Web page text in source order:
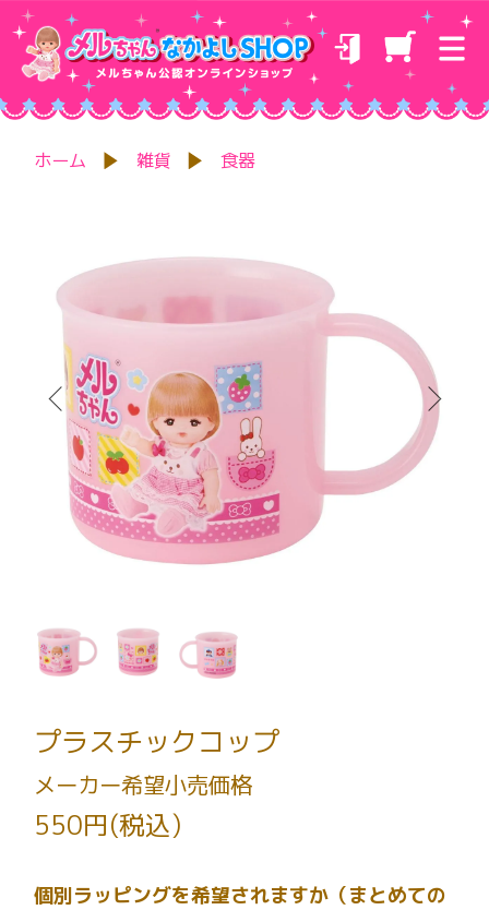
ホーム 雑貨 食器
プラスチックコップ
メーカー希望小売価格
550円(税込)
個別ラッピングを希望されますか（まとめての